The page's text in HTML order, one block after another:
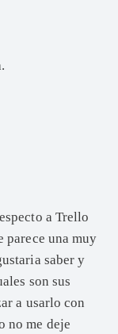
a Trello
parece una muy
saber y
son sus
a usarlo con
no me deje